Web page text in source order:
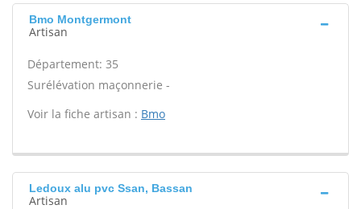
Bmo Montgermont
Artisan
Département: 35
Surélévation maçonnerie -
Voir la fiche artisan : Bmo
Ledoux alu pvc Ssan, Bassan
Artisan